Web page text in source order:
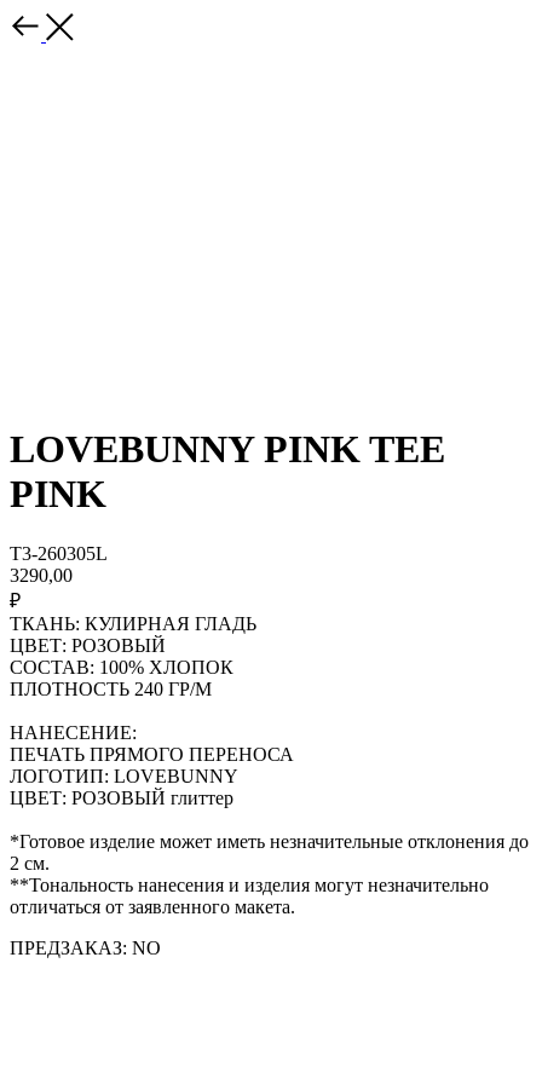
LOVEBUNNY PINK TEE
PINK
T3-260305L
3290,00
₽
ТКАНЬ: КУЛИРНАЯ ГЛАДЬ
ЦВЕТ: РОЗОВЫЙ
СОСТАВ: 100% ХЛОПОК
ПЛОТНОСТЬ 240 ГР/М
НАНЕСЕНИЕ:
ПЕЧАТЬ ПРЯМОГО ПЕРЕНОСА
ЛОГОТИП: LOVEBUNNY
ЦВЕТ: РОЗОВЫЙ глиттер
*Готовое изделие может иметь незначительные отклонения до
2 см.
**Тональность нанесения и изделия могут незначительно
отличаться от заявленного макета.
ПРЕДЗАКАЗ: NO